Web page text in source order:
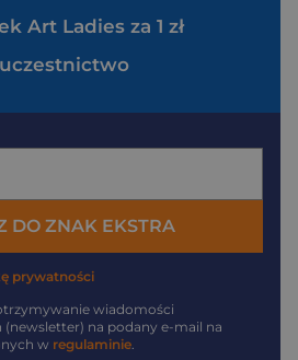
Art Ladies za 1 zł
uczestnictwo
DO ZNAK EKSTRA
prywatności
wiadomości
na podany e-mail na
w regulaminie